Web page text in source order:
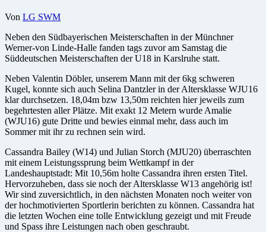
Von LG SWM
Neben den Südbayerischen Meisterschaften in der Münchner
Werner-von Linde-Halle fanden tags zuvor am Samstag die
Süddeutschen Meisterschaften der U18 in Karslruhe statt.
Neben Valentin Döbler, unserem Mann mit der 6kg schweren
Kugel, konnte sich auch Selina Dantzler in der Altersklasse WJU16
klar durchsetzen. 18,04m bzw 13,50m reichten hier jeweils zum
begehrtesten aller Plätze. Mit exakt 12 Metern wurde Amalie
(WJU16) gute Dritte und bewies einmal mehr, dass auch im
Sommer mit ihr zu rechnen sein wird.
Cassandra Bailey (W14) und Julian Storch (MJU20) überraschten
mit einem Leistungssprung beim Wettkampf in der
Landeshauptstadt: Mit 10,56m holte Cassandra ihren ersten Titel.
Hervorzuheben, dass sie noch der Altersklasse W13 angehörig ist!
Wir sind zuversichtlich, in den nächsten Monaten noch weiter von
der hochmotivierten Sportlerin berichten zu können. Cassandra hat
die letzten Wochen eine tolle Entwicklung gezeigt und mit Freude
und Spass ihre Leistungen nach oben geschraubt.